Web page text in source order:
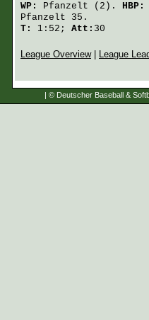
WP: Pfanzelt (2).
Pfanzelt 35.
T:
1:52; Att: 30
League Overview| League
| © Deutscher Baseball &